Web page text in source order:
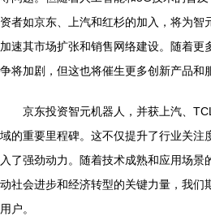
资者如京东、上汽和红杉的加入，将为智
加速其市场扩张和销售网络建设。随着更
争将加剧，但这也将催生更多创新产品和
京东投资智元机器人，并获上汽、
域的重要里程碑。这不仅提升了行业关注
入了强劲动力。随着技术成熟和应用场景
动社会进步和经济转型的关键力量，我们
用户。